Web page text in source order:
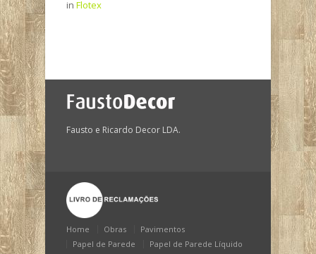
in Flotex
Fausto e Ricardo Decor LDA.
Home Obras
Pavimentos
Papel de Parede
Papel de Parede Líquido